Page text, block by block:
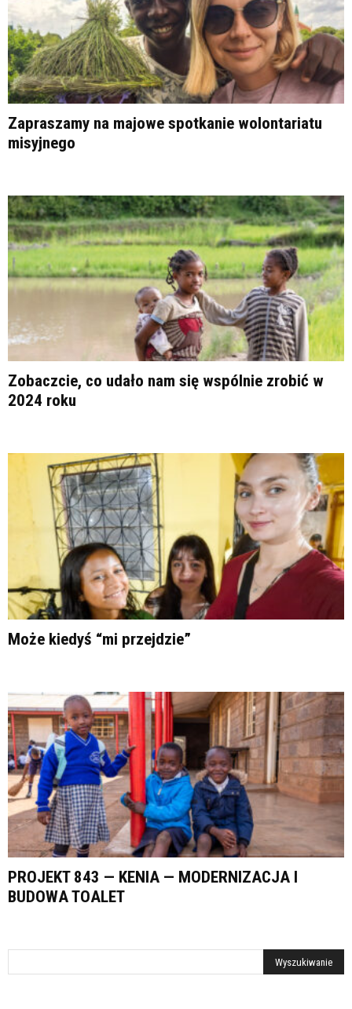
Zapraszamy na majowe spotkanie wolontariatu
misyjnego
Zobaczcie, co udało nam się wspólnie zrobić w
2024 roku
Może kiedyś “mi przejdzie”
PROJEKT 843 — KENIA — MODERNIZACJA I
BUDOWA TOALET